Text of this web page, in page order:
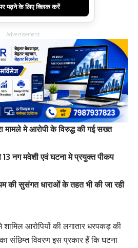
पढ़ने के लिए क्लिक करें
Advertisement
मामले मे आरोपी के विरुद्ध की गई सख्त
13 नग मवेशी एवं घटना मे प्रयुक्त पीकप
की सुसंगत धाराओं के तहत भी की जा रही
शामिल आरोपियों की लगातार धरपकड़ की
संछिप्त विवरण इस प्रकार हैं कि घटना